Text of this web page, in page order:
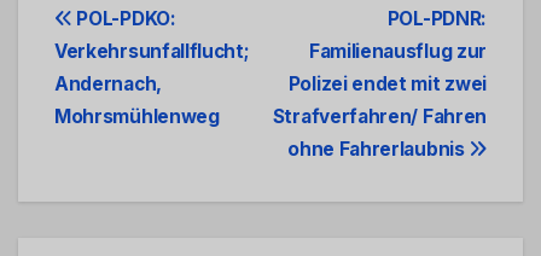
Beitrags-
Navigation
POL-PDNR:
Familienausflug zur
Polizei endet mit zwei
Strafverfahren/ Fahren
ohne Fahrerlaubnis
POL-PDKO:
Verkehrsunfallflucht;
Andernach,
Mohrsmühlenweg